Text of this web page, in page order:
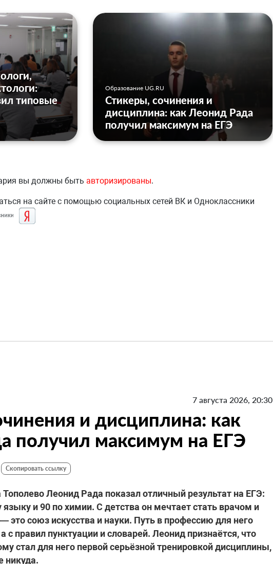
типовые
Образование UG.RU
Стикеры, сочинения и
дисциплина: как Леонид Рада
получил максимум на ЕГЭ
вы должны быть авторизированы.
на сайте с помощью социальных сетей ВК и Одноклассники
7 августа 2026, 20:30
и дисциплина: как
получил максимум на ЕГЭ
Скопировать ссылку
Леонид Рада показал отличный результат на ЕГЭ:
языку и 90 по химии. С детства он мечтает стать врачом и
это союз искусства и науки. Путь в профессию для него
с правил пунктуации и словарей. Леонид признаётся, что
стал для него первой серьёзной тренировкой дисциплины,
никуда.